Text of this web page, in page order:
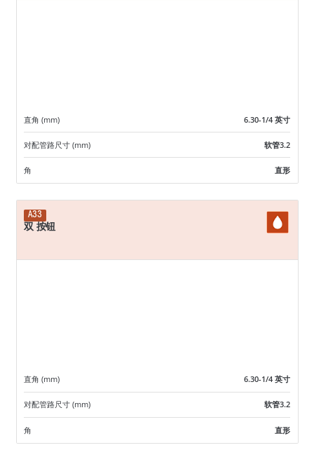
直角 (mm) 6.30-1/4 英寸
对配管路尺寸 (mm) 软管3.2
角 直形
A33
双 按钮
直角 (mm) 6.30-1/4 英寸
对配管路尺寸 (mm) 软管3.2
角 直形